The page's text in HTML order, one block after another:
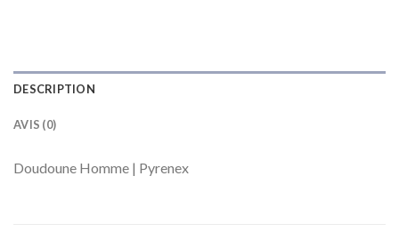
DESCRIPTION
AVIS (0)
Doudoune Homme | Pyrenex